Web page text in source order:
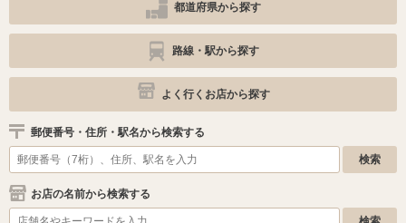
都道府県から探す
路線・駅から探す
よく行くお店から探す
郵便番号・住所・駅名から検索する
お店の名前から検索する